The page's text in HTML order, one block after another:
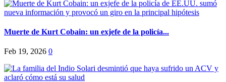
Muerte de Kurt Cobain: un exjefe de la policía...
Feb 19, 2026 0